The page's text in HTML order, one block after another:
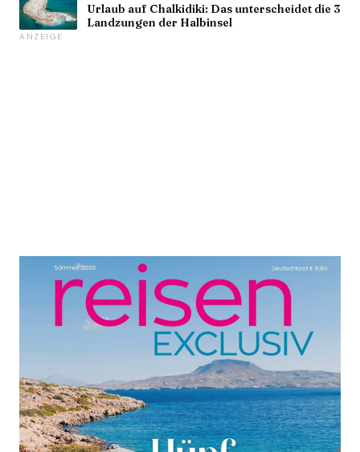
Urlaub auf Chalkidiki: Das unterscheidet die 3
Landzungen der Halbinsel
ANZEIGE